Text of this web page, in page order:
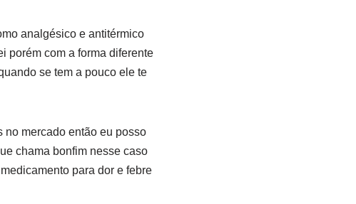
analgésico e antitérmico
porém com a forma diferente
se tem a pouco ele te
no mercado então eu posso
chama bonfim nesse caso
para dor e febre